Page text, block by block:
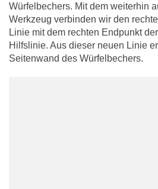
Würfelbechers. Mit dem weiterhin
Werkzeug verbinden wir den
Linie mit dem rechten Endpunkt
Hilfslinie. Aus dieser neuen Linie
Seitenwand des Würfelbechers.